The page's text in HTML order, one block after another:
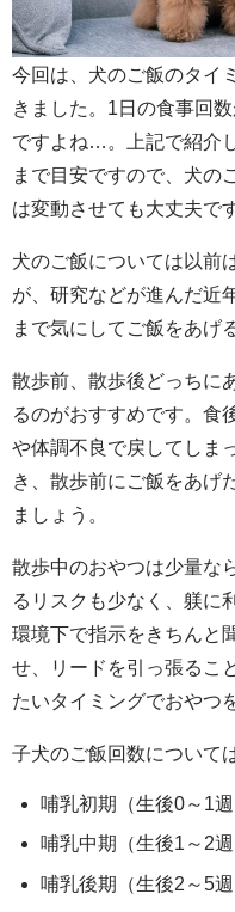
今回は、犬のご飯のタイ
きました。1日の食事回
ですよね…。上記で紹介
まで目安ですので、犬の
は変動させても大丈夫で
犬のご飯については以前
が、研究などが進んだ近
まで気にしてご飯をあげ
散歩前、散歩後どっちに
るのがおすすめです。食
や体調不良で戻してしま
き、散歩前にご飯をあげ
ましょう。
散歩中のおやつは少量な
るリスクも少なく、躾に
環境下で指示をきちんと
せ、リードを引っ張るこ
たいタイミングでおやつ
子犬のご飯回数について
哺乳初期（生後0～1
哺乳中期（生後1～2
哺乳後期（生後2～5